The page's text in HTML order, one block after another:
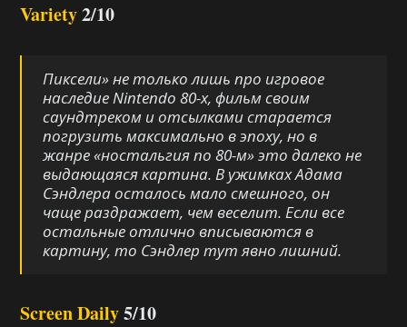
Variety2/10
Пиксели» не только лишь про игровое
наследие Nintendo 80-х, фильм своим
саундтреком и отсылками старается
погрузить максимально в эпоху, но в
жанре «ностальгия по 80-м» это далеко не
выдающаяся картина. В ужимках Адама
Сэндлера осталось мало смешного, он
чаще раздражает, чем веселит. Если все
остальные отлично вписываются в
картину, то Сэндлер тут явно лишний.
Screen Daily5/10